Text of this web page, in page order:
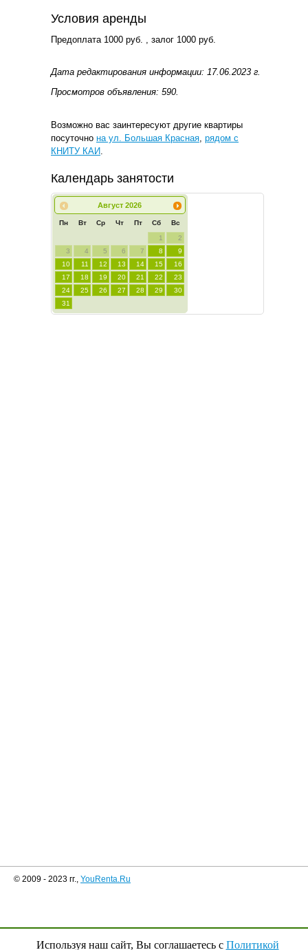
Условия аренды
Предоплата 1000 руб. , залог 1000 руб.
Дата редактирования информации: 17.06.2023 г.
Просмотров объявления: 590.
Возможно вас заинтересуют другие квартиры
посуточно на ул. Большая Красная рядом с
КНИТУ КАИ
Календарь занятости
Август 2026
Пн Вт Ср Чт Пт Сб Вс
1
2
3
4 5 6 7 8
9
10
11 12 13 14 15
16
17
18 19 20 21 22
23
24
25 26 27 28 29
30
31
© 2009 - 2023 гг., YouRenta.Ru
Используя наш сайт, Вы соглашаетесь с Политикой